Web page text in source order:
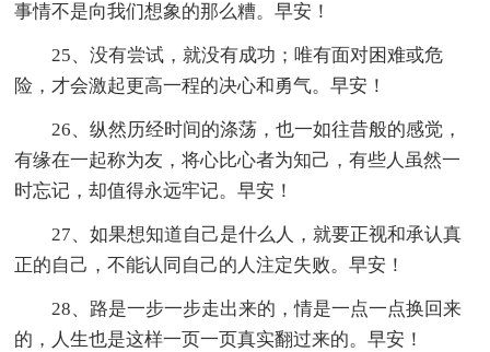
事情不是向我们想象的那么糟。早安！
25、没有尝试，就没有成功；唯有面对困难或危
险，才会激起更高一程的决心和勇气。早安！
26、纵然历经时间的涤荡，也一如往昔般的感觉，
有缘在一起称为友，将心比心者为知己，有些人虽然一
时忘记，却值得永远牢记。早安！
27、如果想知道自己是什么人，就要正视和承认真
正的自己，不能认同自己的人注定失败。早安！
28、路是一步一步走出来的，情是一点一点换回来
的，人生也是这样一页一页真实翻过来的。早安！